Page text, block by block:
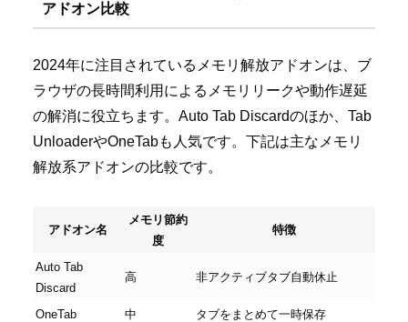
アドオン比較
2024年に注目されているメモリ解放アドオンは、ブ
ラウザの長時間利用によるメモリリークや動作遅延
の解消に役立ちます。Auto Tab Discardのほか、Tab
UnloaderやOneTabも人気です。下記は主なメモリ
解放系アドオンの比較です。
アドオン名
メモリ節約
度
特徴
Auto Tab
Discard
高 非アクティブタブ自動休止
OneTab 中 タブをまとめて一時保存